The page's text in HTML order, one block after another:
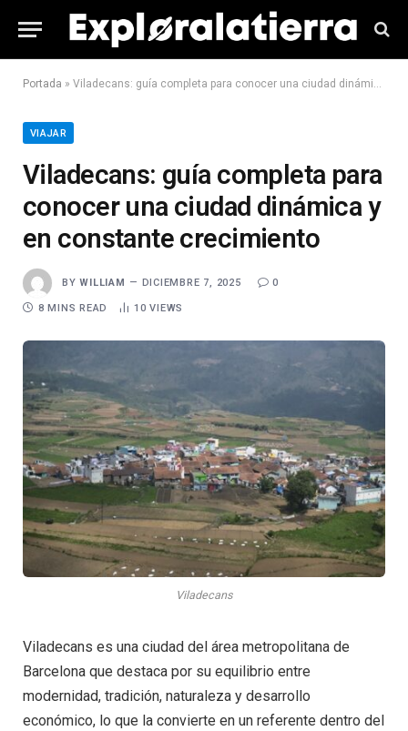
Portada » Viladecans: guía completa para conocer una ciudad dinámica y en constante crecimiento
VIAJAR
Viladecans: guía completa para
conocer una ciudad dinámica y
en constante crecimiento
BY WILLIAM DICIEMBRE 7, 2025 0
8 MINS READ 10VIEWS
Viladecans
Viladecans es una ciudad del área metropolitana de
Barcelona que destaca por su equilibrio entre
modernidad, tradición, naturaleza y desarrollo
económico, lo que la convierte en un referente dentro del